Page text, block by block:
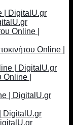
| DigitalU.gr
Online |
Online |
| DigitalU.gr
|
| DigitalU.gr
DigitalU.gr